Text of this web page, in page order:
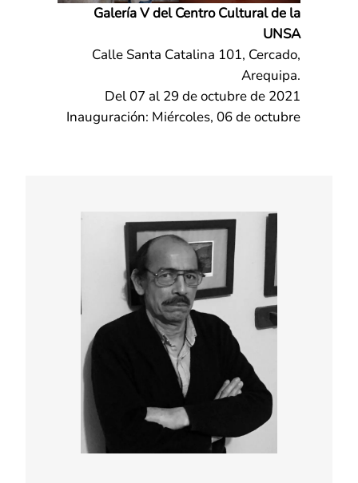
Galería V del Centro Cultural de la
UNSA
Calle Santa Catalina 101, Cercado,
Arequipa.
Del 07 al 29 de octubre de 2021
Inauguración: Miércoles, 06 de octubre